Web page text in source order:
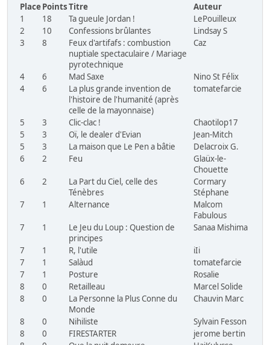
PlacePointsTitre
Auteur
1
18 Ta gueule Jordan !
LePouilleux
2
10 Confessions brûlantes
Lindsay S
3
8
Feux d'artifafs : combustion
nuptiale spectaculaire / Mariage
pyrotechnique
Caz
4 6 Mad Saxe
Nino St Félix
4
6
La plus grande invention de
l'histoire de l'humanité (après
celle de la mayonnaise)
tomatefarcie
5 3 Clic-clac !
Chaotilop17
5
3 Oï, le dealer d'Evian
Jean-Mitch
5
3 La maison que Le Pen a bâtie
Delacroix G.
6
2 Feu
Glaüx-le-
Chouette
6
2
La Part du Ciel, celle des
Ténèbres
Cormary
Stéphane
7
1 Alternance
Malcom
Fabulous
7
1
Le Jeu du Loup : Question de
principes
Sanaa Mishima
7 1 R, l'utile
iIi
7
1 Salàud
tomatefarcie
7
1 Posture
Rosalie
8
0 Retailleau
Marcel Solide
8
0
La Personne la Plus Conne du
Monde
Chauvin Marc
8 0 Nihiliste
Sylvain Fesson
8
0 FIRESTARTER
jerome bertin